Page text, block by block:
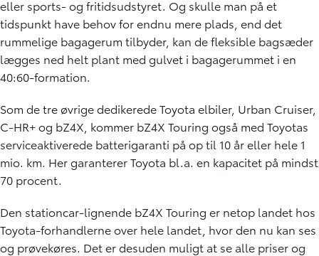
eller sports- og fritidsudstyret. Og skulle man på et
tidspunkt have behov for endnu mere plads, end det
rummelige bagagerum tilbyder, kan de fleksible bagsæder
lægges ned helt plant med gulvet i bagagerummet i en
40:60-formation.
Som de tre øvrige dedikerede Toyota elbiler, Urban Cruiser,
C-HR+ og bZ4X, kommer bZ4X Touring også med Toyotas
serviceaktiverede batterigaranti på op til 10 år eller hele 1
mio. km. Her garanterer Toyota bl.a. en kapacitet på mindst
70 procent.
Den stationcar-lignende bZ4X Touring er netop landet hos
Toyota-forhandlerne over hele landet, hvor den nu kan ses
og prøvekøres. Det er desuden muligt at se alle priser og